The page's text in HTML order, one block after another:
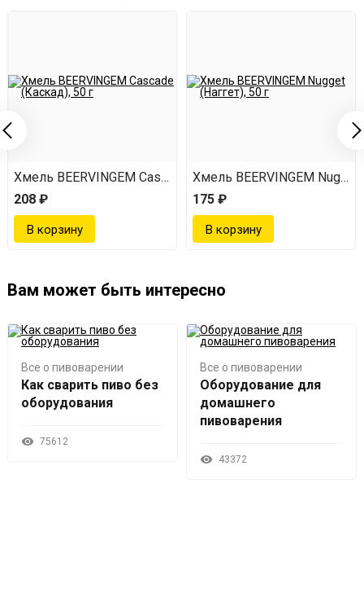
50 г
Хмель BEERVINGEM Cascade (Каскад), 50 г
208 ₽
Хмель BEERVINGEM Nugget
175 ₽
Вам может быть интересно
Все о пивоварении
Как сварить пиво без
оборудования
75612
Все о пивоварении
Оборудование для
домашнего
пивоварения
43372